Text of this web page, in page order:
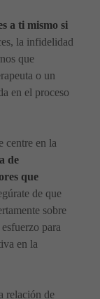
a ti mismo si
la infidelidad
que
o un
en el proceso
centre en la
de
que
de que
sobre
para
en la
relación de